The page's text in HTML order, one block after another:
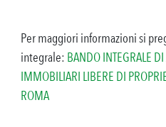
Per maggiori informazioni si
integrale: BANDO INTEGRALE
IMMOBILIARI LIBERE DI
ROMA